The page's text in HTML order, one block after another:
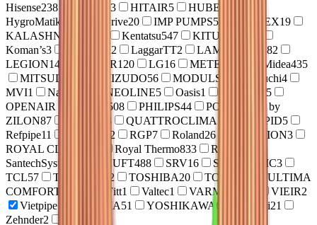
Hisense238 23 HITAIR5 HUBERT
HygroMatik
IDS-Drive20 IMP PUMPS52 K-FLEX19
KALASHNIKOV
Kentatsu547 KITURAMI
Koman’s3 2 LaggarTT2 LAMPRECHT 82
LEGION14 LESSAR120 LG16 METEOR Midea435
MITSUDAI
MIZUDO56 MODULS Moguchi4
MVI1 Navien NEOLINE5 Oasis1
5
OPENAIR by ZILON
508 PHILIPS44
POWERAIR by
ZILON87 73 QUATTROCLIMA RAPID5
Refpipe11 2 RGP7 Roland26 ROTATION3
ROYAL CLIMA
Royal Thermo833 Ruvinil
SantechSystems
SHUFT488 SRV16 SUBTROPIC3
TCL57 THERMEX 2 TOSHIBA20 TOSOT
ULTIMA
COMFORT
Uni-Fitt1 Valtec1 VARMEGA VIEIR2
Vietpipe
XIGMA51 YOSHIKAWA 6 Zanussi21
Zehnder2